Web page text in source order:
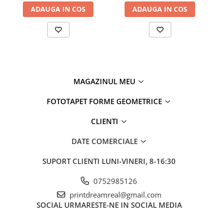
ADAUGA IN COS ADAUGA IN COS
MAGAZINUL MEU
FOTOTAPET FORME GEOMETRICE
CLIENTI
DATE COMERCIALE
SUPORT CLIENTI LUNI-VINERI, 8-16:30
0752985126
printdreamreal@gmail.com
SOCIAL URMARESTE-NE IN SOCIAL MEDIA